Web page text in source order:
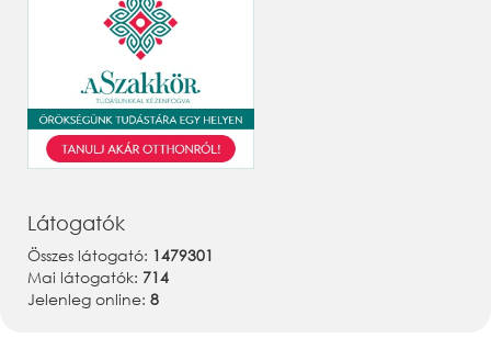
Látogatók
Összes látogató: 1479301
Mai látogatók: 714
Jelenleg online: 8